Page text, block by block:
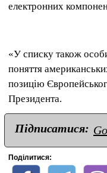
електронних
«У списку також
поняття
позицію
Президента.
Підписатися:
Поділитися: